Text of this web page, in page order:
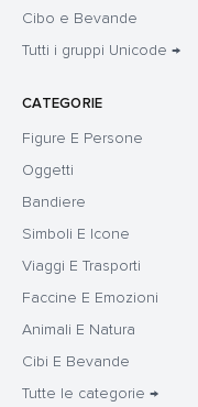
Cibo e Bevande
Tutti i gruppi Unicode →
CATEGORIE
Figure E Persone
Oggetti
Bandiere
Simboli E Icone
Viaggi E Trasporti
Faccine E Emozioni
Animali E Natura
Cibi E Bevande
Tutte le categorie →